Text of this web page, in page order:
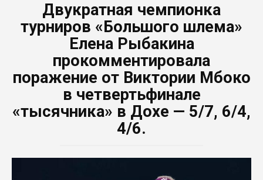
Двукратная чемпионка
турниров «Большого шлема»
Елена Рыбакина
прокомментировала
поражение от Виктории Мбоко
в четвертьфинале
«тысячника» в Дохе — 5/7, 6/4,
4/6.